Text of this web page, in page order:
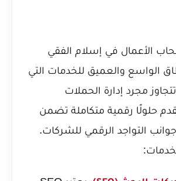
الأعمال في إسلام الفقي
الواسع والعميق للخدمات التي
مجرد إدارة الحملات
يقدم حلولًا رقمية متكاملة تضمن
التواجد الرقمي للشركات.